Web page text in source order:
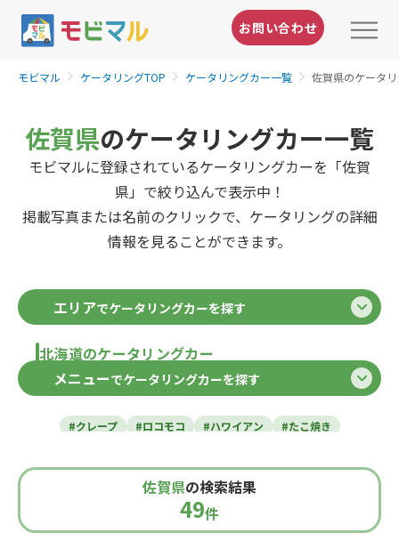
お問い合わせ
モビマル ケータリングTOP ケータリングカー一覧 佐賀県のケータ
佐賀県のケータリングカー一覧
モビマルに登録されているケータリングカーを「佐賀
県」で絞り込んで表示中！
掲載写真または名前のクリックで、ケータリングの詳細
情報を見ることができます。
エリアでケータリングカーを探す
北海道のケータリングカー
北海道
関東のケータリングカー
埼玉県栃木県
北信越のケータリングカー
メニューでケータリングカーを探す
#クレープ #ロコモコ #ハワイアン
#たこ焼き
#餃子・小籠包
#唐揚げ #ドリンク
#タピオカ
#イタリアン #カレー
#ケバブ #コーヒー
佐賀県の検索結果
49件